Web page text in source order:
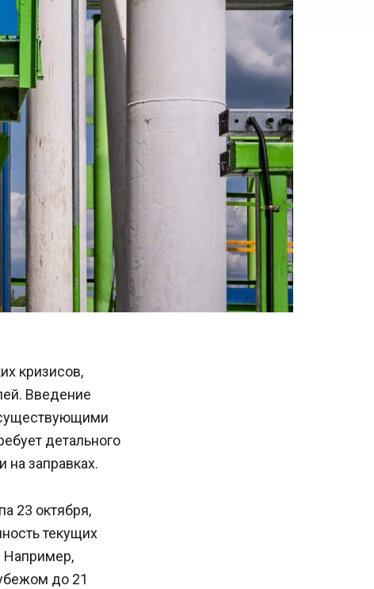
кризисов,
Введение
детального
на заправках.
23 октября,
текущих
Например,
до 21